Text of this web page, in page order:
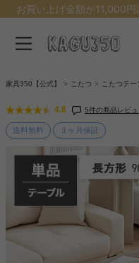
お買い上げ金額が11,000円
家具350【公式】 こたつ こたつテー
4.8 5件の商品レビュ
送料無料 ３ヶ月保証